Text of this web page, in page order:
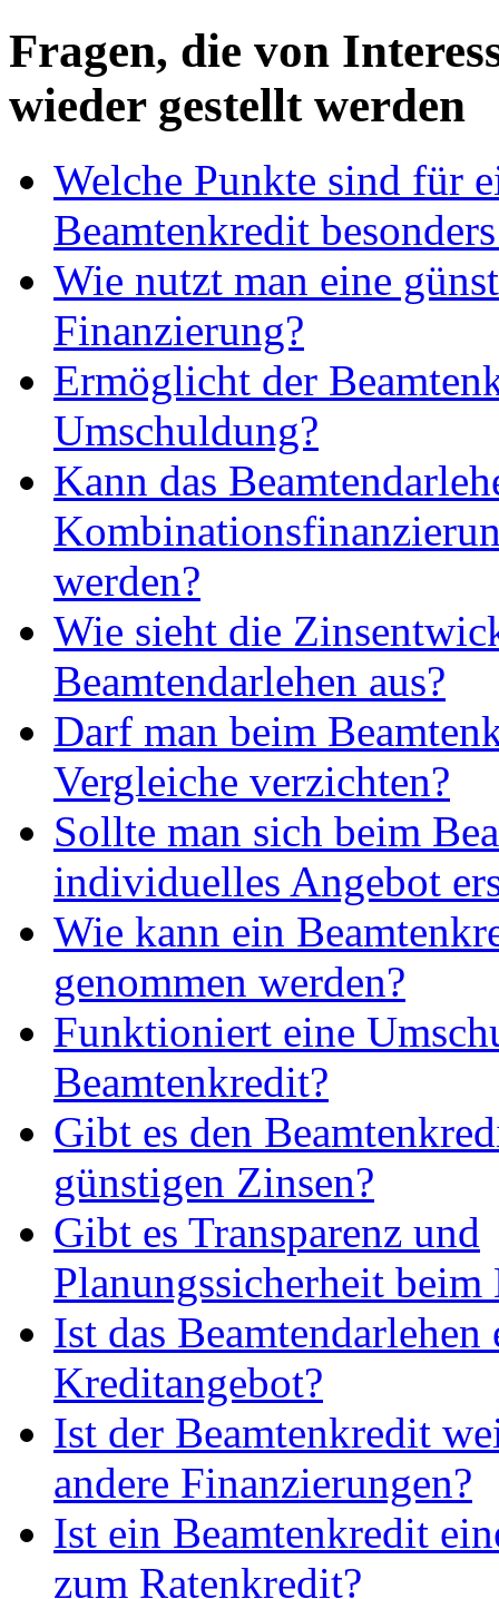
Fragen, die von
wieder gestellt werden
Welche Punkte sind für
Beamtenkredit
Wie nutzt man eine
Finanzierung?
Ermöglicht der
Umschuldung?
Kann das
werden?
Wie sieht die
Beamtendarlehen aus?
Darf man beim
Vergleiche verzichten?
Sollte man sich beim
individuelles Angebot
Wie kann ein
genommen werden?
Funktioniert eine
Beamtenkredit?
Gibt es den
günstigen Zinsen?
Gibt es Transparenz und
Planungssicherheit beim
Ist das Beamtendarlehen
Kreditangebot?
Ist der Beamtenkredit
andere Finanzierungen?
Ist ein Beamtenkredit
zum Ratenkredit?